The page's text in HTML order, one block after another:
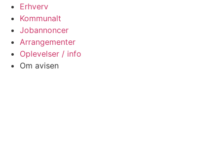
Erhverv
Kommunalt
Jobannoncer
Arrangementer
Oplevelser / info
Om avisen